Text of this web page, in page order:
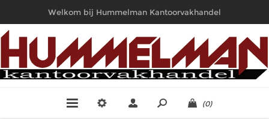
Welkom bij Hummelman Kantoorvakhandel
(0)